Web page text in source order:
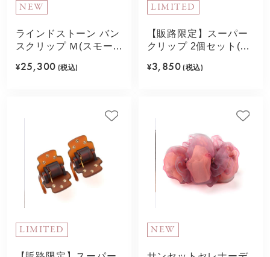
NEW
ラインドストーン バン
スクリップ Ｍ(スモーク
¥25,300 (税込)
LIMITED
【販路限定】スーパー
クリップ 2個セット(ブ
¥3,850 (税込)
LIMITED NEW